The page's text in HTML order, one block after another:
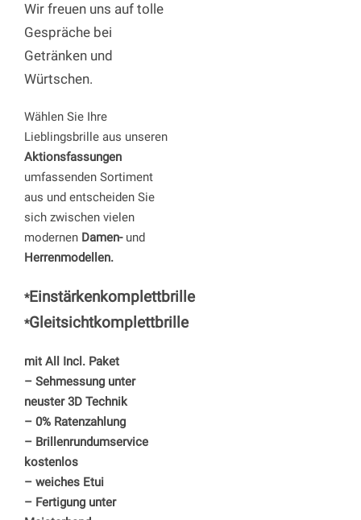
Wir freuen uns auf tolle
Gespräche bei
Getränken und
Würtschen.
Wählen Sie Ihre
Lieblingsbrille aus unseren
Aktionsfassungen
umfassenden Sortiment
aus und entscheiden Sie
sich zwischen vielen
modernen Damen-und
Herrenmodellen.
*Einstärkenkomplettbrille
*Gleitsichtkomplettbrille
mit All Incl. Paket
– Sehmessung unter
neuster 3D Technik
– 0% Ratenzahlung
– Brillenrundumservice
kostenlos
– weiches Etui
– Fertigung unter